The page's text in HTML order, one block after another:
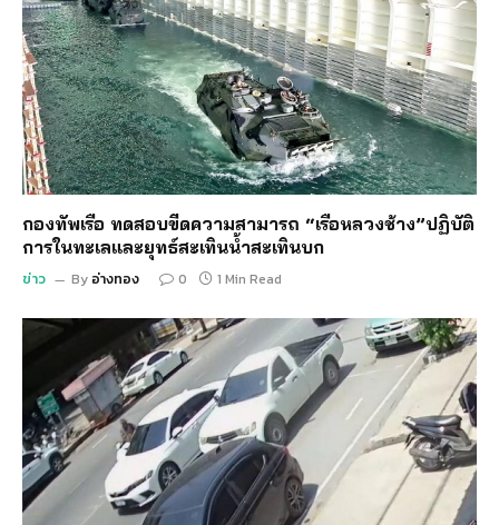
กองทัพเรือ ทดสอบขีดความสามารถ “เรือหลวงช้าง”ปฏิบัติ
การในทะเลและยุทธ์สะเทินน้ำสะเทินบก
ข่าว By อ่างทอง 0 1 Min Read